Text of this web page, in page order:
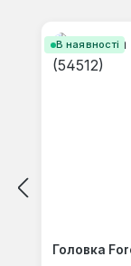
В наявності
Головка